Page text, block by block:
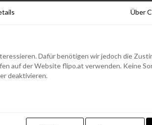
Über
Dafür benötigen wir jedoch die
auf der Website flipo.at verwenden. Keine
deaktivieren.